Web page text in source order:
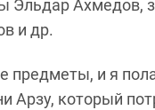
Эльдар Ахмедов,
и др.
предметы, и я
Арзу, который